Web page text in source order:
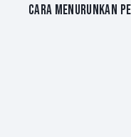
CARA MENURUNKAN